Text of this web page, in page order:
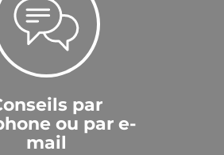
par
ou par e-
mail